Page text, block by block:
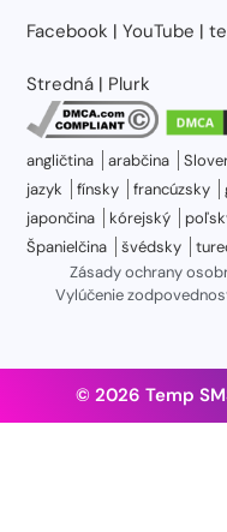
Facebook |YouTube |
Stredná | Plurk
angličtina arabčina
jazyk
fínsky francúzsky
japončina
kórejský
Španielčina
švédsky
Zásady ochrany
Vylúčenie
© 2026 Temp